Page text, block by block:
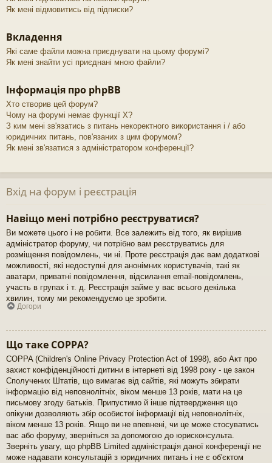
Як мені відмовитись від підписки?
Вкладення
Які саме файли можна приєднувати на цьому форумі?
Як мені знайти усі приєднані мною файли?
Інформація про phpBB
Хто створив цей форум?
Чому на форумі немає функції X?
З ким мені зв'язатись з питань некоректного використання і / або
юридичних питань, пов'язаних з цим форумом?
Як мені зв'язатися з адміністратором конференції?
Вхід на форум і реєстрація
Навіщо мені потрібно реєструватися?
Ви можете цього і не робити. Все залежить від того, як вирішив
адміністратор форуму, чи потрібно вам реєструватись для
розміщення повідомлень, чи ні. Проте реєстрація дає вам додаткові
можливості, які недоступні для анонімних користувачів, такі як
аватари, приватні повідомлення, відсилання email-повідомлень,
участь в групах і т. д. Реєстрація займе у вас всього декілька
хвилин, тому ми рекомендуємо це зробити.
Догори
Що таке COPPA?
COPPA (Children's Online Privacy Protection Act of 1998), або Акт про
захист конфіденційності дитини в інтернеті від 1998 року - це закон
Сполучених Штатів, що вимагає від сайтів, які можуть збирати
інформацію від неповнолітніх, віком менше 13 років, мати на це
письмову згоду батьків. Припустимо й інше підтвердження що
опікуни дозволяють збір особистої інформації від неповнолітніх,
віком менше 13 років. Якщо ви не впевнені, чи це може стосуватись
вас або форуму, зверніться за допомогою до юрисконсульта.
Зверніть увагу, що phpBB Limited адміністрація даної конференції не
може надавати консультацій з юридичних питань і не є об'єктом